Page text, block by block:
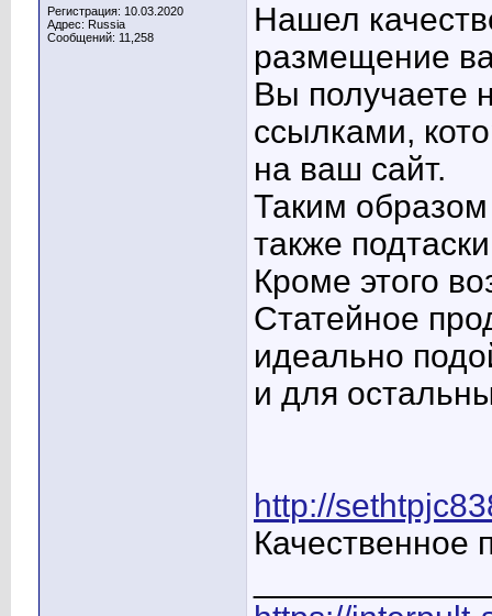
Регистрация: 10.03.2020
Адрес: Russia
Сообщений: 11,258
Нашел
размещение
Вы получаете
ссылками,
на ваш сайт.
Таким
также
Кроме этого
Статейное
идеально
и для
http://
Качественное